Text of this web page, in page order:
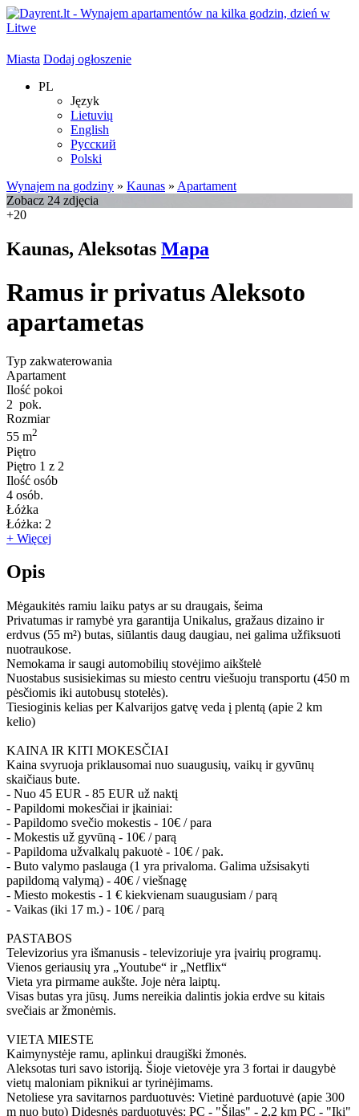
Miasta Dodaj ogłoszenie
PL
Język
Lietuvių
English
Русский
Polski
Wynajem na godziny » Kaunas » Apartament
Zobacz 24 zdjęcia
+20
Kaunas, Aleksotas Mapa
Ramus ir privatus Aleksoto
apartametas
Typ zakwaterowania
Apartament
Ilość pokoi
2 pok.
Rozmiar
55 m2
Piętro
Piętro 1 z 2
Ilość osób
4 osób.
Łóżka
Łóżka: 2
+ Więcej
Opis
Mėgaukitės ramiu laiku patys ar su draugais, šeima
Privatumas ir ramybė yra garantija Unikalus, gražaus dizaino ir
erdvus (55 m²) butas, siūlantis daug daugiau, nei galima užfiksuoti
nuotraukose.
Nemokama ir saugi automobilių stovėjimo aikštelė
Nuostabus susisiekimas su miesto centru viešuoju transportu (450 m
pėsčiomis iki autobusų stotelės).
Tiesioginis kelias per Kalvarijos gatvę veda į plentą (apie 2 km
kelio)
KAINA IR KITI MOKESČIAI
Kaina svyruoja priklausomai nuo suaugusių, vaikų ir gyvūnų
skaičiaus bute.
- Nuo 45 EUR - 85 EUR už naktį
- Papildomi mokesčiai ir įkainiai:
- Papildomo svečio mokestis - 10€ / para
- Mokestis už gyvūną - 10€ / parą
- Papildoma užvalkalų pakuotė - 10€ / pak.
- Buto valymo paslauga (1 yra privaloma. Galima užsisakyti
papildomą valymą) - 40€ / viešnagę
- Miesto mokestis - 1 € kiekvienam suaugusiam / parą
- Vaikas (iki 17 m.) - 10€ / parą
PASTABOS
Televizorius yra išmanusis - televizoriuje yra įvairių programų.
Vienos geriausių yra „Youtube“ ir „Netflix“
Vieta yra pirmame aukšte. Joje nėra laiptų.
Visas butas yra jūsų. Jums nereikia dalintis jokia erdve su kitais
svečiais ar žmonėmis.
VIETA MIESTE
Kaimynystėje ramu, aplinkui draugiški žmonės.
Aleksotas turi savo istoriją. Šioje vietovėje yra 3 fortai ir daugybė
vietų maloniam piknikui ar tyrinėjimams.
Netoliese yra savitarnos parduotuvės: Vietinė parduotuvė (apie 300
m nuo buto) Didesnės parduotuvės: PC - "Šilas" - 2,2 km PC - "Iki"